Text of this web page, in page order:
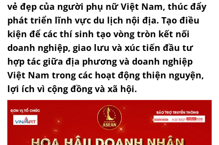
vẻ đẹp của người phụ nữ Việt Nam, thúc đẩy
phát triển lĩnh vực du lịch nội địa. Tạo điều
kiện để các thí sinh tạo vòng tròn kết nối
doanh nghiệp, giao lưu và xúc tiến đầu tư
hợp tác giữa địa phương và doanh nghiệp
Việt Nam trong các hoạt động thiện nguyện,
lợi ích vì cộng đồng và xã hội.